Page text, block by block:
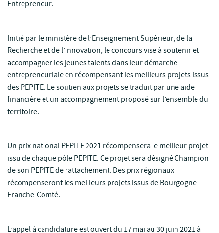
Entrepreneur.
Initié par le ministère de l’Enseignement Supérieur, de la
Recherche et de l’Innovation, le concours vise à soutenir et
accompagner les jeunes talents dans leur démarche
entrepreneuriale en récompensant les meilleurs projets issus
des PEPITE. Le soutien aux projets se traduit par une aide
financière et un accompagnement proposé sur l’ensemble du
territoire.
Un prix national PEPITE 2021 récompensera le meilleur projet
issu de chaque pôle PEPITE. Ce projet sera désigné Champion
de son PEPITE de rattachement. Des prix régionaux
récompenseront les meilleurs projets issus de Bourgogne
Franche-Comté.
L’appel à candidature est ouvert du 17 mai au 30 juin 2021 à